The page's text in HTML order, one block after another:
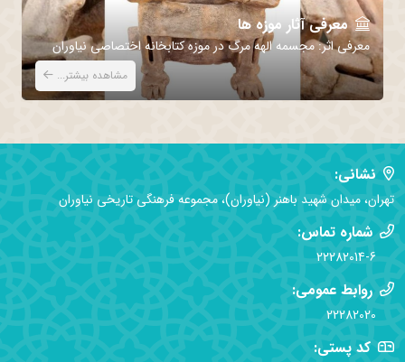
معرفی آثار موزه ها
معرفی اثر: مجسمه الهه مرگ در موزه کتابخانه اختصاصی نیاوران
مشاهده بیشتر...
نشانی:
تهران، میدان شهید باهنر (نیاوران)، مجموعه فرهنگی تاریخی نیاوران
شماره تماس:
22282014-6
روابط عمومی:
22282020
کد پستی: